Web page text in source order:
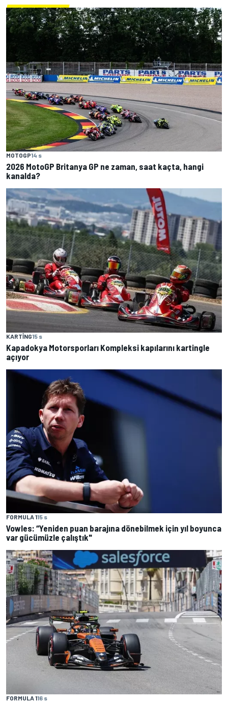
MOTOGP14 s
2026 MotoGP Britanya GP ne zaman, saat kaçta, hangi
kanalda?
KARTING15 s
Kapadokya Motorsporları Kompleksi kapılarını kartingle
açıyor
FORMULA 115 s
Vowles: “Yeniden puan barajına dönebilmek için yıl boyunca
var gücümüzle çalıştık"
FORMULA 116 s